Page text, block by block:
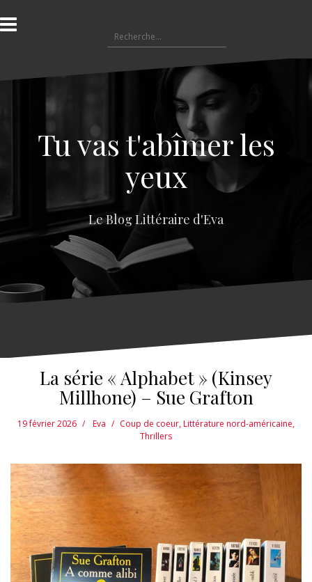
l
a
e
e
Tu vas t'abîmer les
yeux
Le Blog Littéraire d'Eva
La série « Alphabet » (Kinsey
Millhone) – Sue Grafton
19 février 2026 Eva Coup de coeur,Littérature nord-américaine,
Thrillers